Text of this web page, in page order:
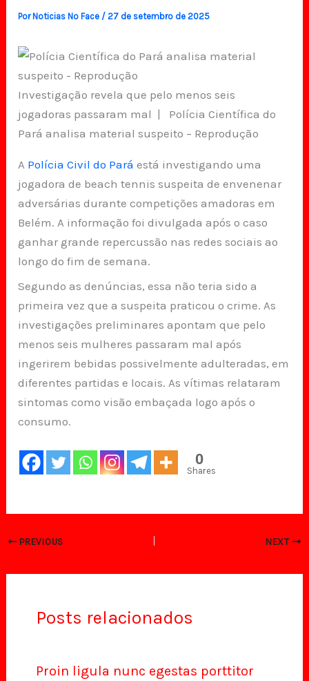
PorNoticias No Face /27 de setembro de 2025
Investigação revela que pelo menos seis
jogadoras passaram mal | Polícia Científica do
Pará analisa material suspeito – Reprodução
A Polícia Civil do Pará está investigando uma
jogadora de beach tennis suspeita de envenenar
adversárias durante competições amadoras em
Belém. A informação foi divulgada após o caso
ganhar grande repercussão nas redes sociais ao
longo do fim de semana.
Segundo as denúncias, essa não teria sido a
primeira vez que a suspeita praticou o crime. As
investigações preliminares apontam que pelo
menos seis mulheres passaram mal após
ingerirem bebidas possivelmente adulteradas, em
diferentes partidas e locais. As vítimas relataram
sintomas como visão embaçada logo após o
consumo.
0
Shares
PREVIOUS NEXT
Posts relacionados
Proin ligula nunc egestas porttitor